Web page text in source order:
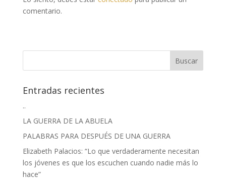
comentario.
Entradas recientes
..
LA GUERRA DE LA ABUELA
PALABRAS PARA DESPUÉS DE UNA GUERRA
Elizabeth Palacios: “Lo que verdaderamente necesitan
los jóvenes es que los escuchen cuando nadie más lo
hace”